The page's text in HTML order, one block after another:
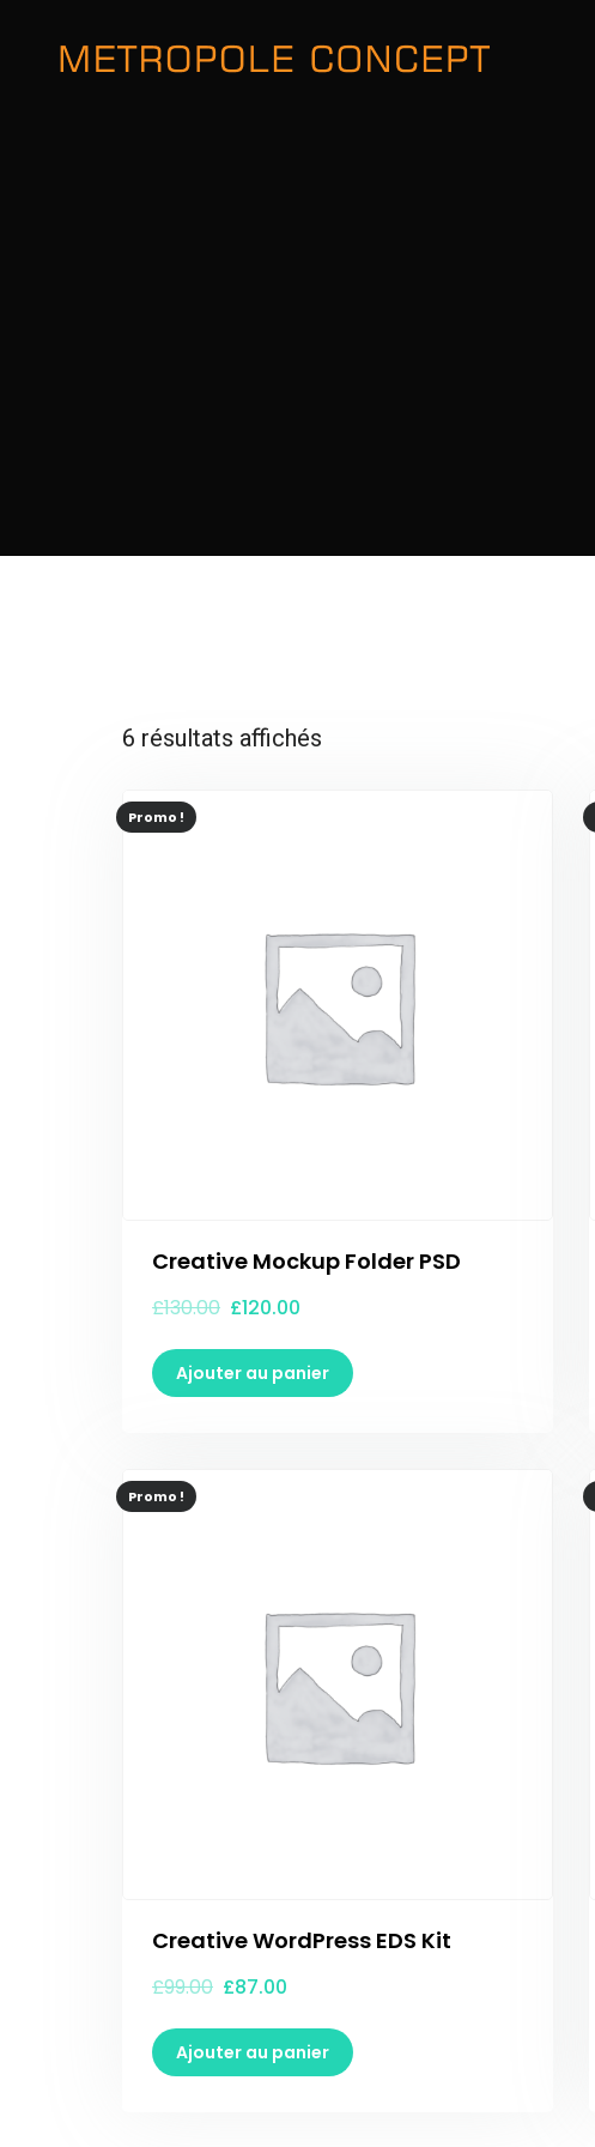
6 résultats affichés
Promo !
Creative Mockup Folder PSD
£130.00 £120.00
Ajouter au panier
Promo !
Creative WordPress EDS Kit
£99.00 £87.00
Ajouter au panier